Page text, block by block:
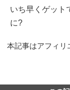
いち早くゲッ
に?
本記事はアフィリ